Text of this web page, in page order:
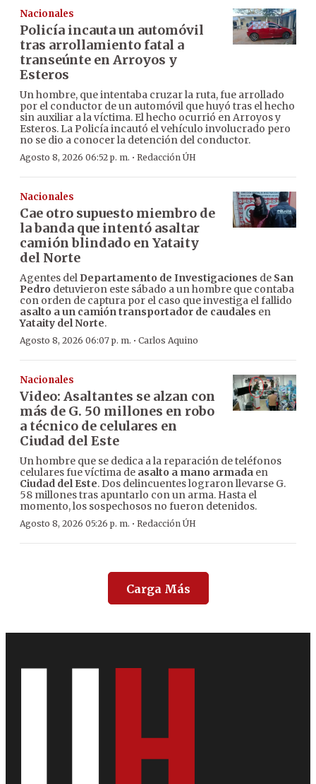
Nacionales
Policía incauta un automóvil
tras arrollamiento fatal a
transeúnte en Arroyos y
Esteros
Un hombre, que intentaba cruzar la ruta, fue arrollado
por el conductor de un automóvil que huyó tras el hecho
sin auxiliar a la víctima. El hecho ocurrió en Arroyos y
Esteros. La Policía incautó el vehículo involucrado pero
no se dio a conocer la detención del conductor.
Agosto 8, 2026 06:52 p. m. · Redacción ÚH
Nacionales
Cae otro supuesto miembro de
la banda que intentó asaltar
camión blindado en Yataity
del Norte
Agentes del Departamento de Investigaciones de San
Pedro detuvieron este sábado a un hombre que contaba
con orden de captura por el caso que investiga el fallido
asalto a un camión transportador de caudales en
Yataity del Norte.
Agosto 8, 2026 06:07 p. m. · Carlos Aquino
Nacionales
Video: Asaltantes se alzan con
más de G. 50 millones en robo
a técnico de celulares en
Ciudad del Este
Un hombre que se dedica a la reparación de teléfonos
celulares fue víctima de asalto a mano armada en
Ciudad del Este. Dos delincuentes lograron llevarse G.
58 millones tras apuntarlo con un arma. Hasta el
momento, los sospechosos no fueron detenidos.
Agosto 8, 2026 05:26 p. m. · Redacción ÚH
Carga Más